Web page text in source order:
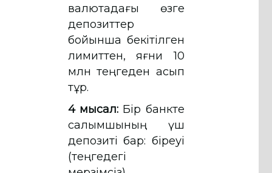
валютадағы өзге
депозиттер
бойынша бекітілген
лимиттен, яғни 10
млн теңгеден асып
тұр.
4 мысал: Бір банкте
салымшының үш
депозиті бар: біреуі
(теңгедегі